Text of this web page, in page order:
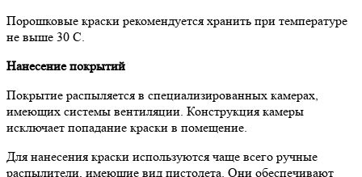
Порошковые краски рекомендуется хранить при температуре
не выше 30 С.
Нанесение покрытий
Покрытие распыляется в специализированных камерах,
имеющих системы вентиляции. Конструкция камеры
исключает попадание краски в помещение.
Для нанесения краски используются чаще всего ручные
распылители, имеющие вид пистолета. Они обеспечивают